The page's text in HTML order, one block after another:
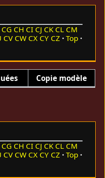
CG CH CI CJ CK CL CM
CV CW CX CY CZ
Top
Copie modèle
CG CH CI CJ CK CL CM
CV CW CX CY CZ
Top